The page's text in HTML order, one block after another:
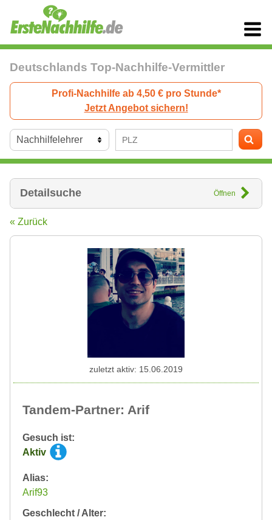
Deutschlands Top-Nachhilfe-Vermittler
Profi-Nachhilfe ab 4,50 € pro Stunde*
Jetzt Angebot sichern!
Detailsuche Öffnen
« Zurück
Tandem-Partner: Arif
Gesuch ist:
Aktiv
Alias:
Arif93
Geschlecht / Alter:
zuletzt aktiv: 15.06.2019